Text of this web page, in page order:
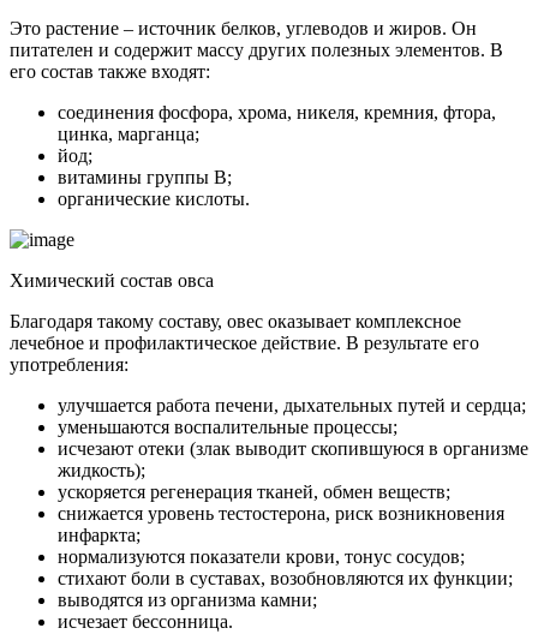
Это растение – источник белков, углеводов и жиров. Он
питателен и содержит массу других полезных элементов. В
его состав также входят:
соединения фосфора, хрома, никеля, кремния, фтора,
цинка, марганца;
йод;
витамины группы B;
органические кислоты.
Химический состав овса
Благодаря такому составу, овес оказывает комплексное
лечебное и профилактическое действие. В результате его
употребления:
улучшается работа печени, дыхательных путей и сердца;
уменьшаются воспалительные процессы;
исчезают отеки (злак выводит скопившуюся в организме
жидкость);
ускоряется регенерация тканей, обмен веществ;
снижается уровень тестостерона, риск возникновения
инфаркта;
нормализуются показатели крови, тонус сосудов;
стихают боли в суставах, возобновляются их функции;
выводятся из организма камни;
исчезает бессонница.